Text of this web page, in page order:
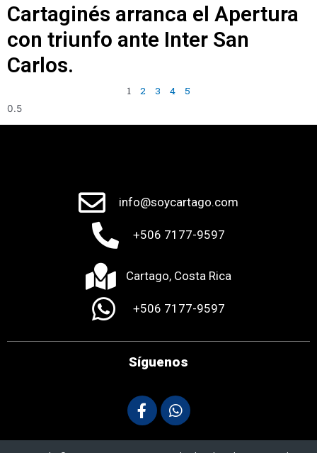
Cartaginés arranca el Apertura
con triunfo ante Inter San
Carlos.
1 2 3 4 5
info@soycartago.com
+506 7177-9597
Cartago, Costa Rica
+506 7177-9597
Síguenos